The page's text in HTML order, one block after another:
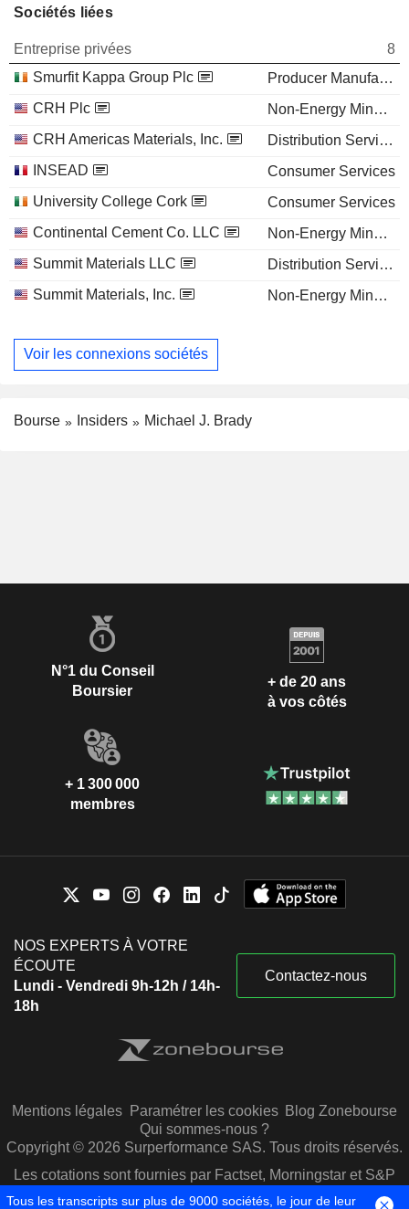
Sociétés liées
Entreprise privées
8
Smurfit Kappa Group Plc
Producer Manufacturing
CRH Plc
Non-Energy Minerals
CRH Americas Materials, Inc.
Distribution Services
INSEAD
Consumer Services
University College Cork
Consumer Services
Continental Cement Co. LLC
Non-Energy Minerals
Summit Materials LLC
Distribution Services
Summit Materials, Inc.
Non-Energy Minerals
Voir les connexions sociétés
Bourse Insiders Michael J. Brady
N°1 du Conseil
Boursier
+ de 20 ans
à vos côtés
+ 1 300 000
membres
NOS EXPERTS À VOTRE
ÉCOUTE
Lundi - Vendredi 9h-12h / 14h-
18h
Contactez-nous
Mentions légales Paramétrer les cookies Blog Zonebourse
Qui sommes-nous ?
Copyright © 2026 Surperformance SAS. Tous droits réservés.
Les cotations sont fournies par Factset, Morningstar et S&P
Capital IQ
Tous les transcripts sur plus de 9000 sociétés, le jour de leur